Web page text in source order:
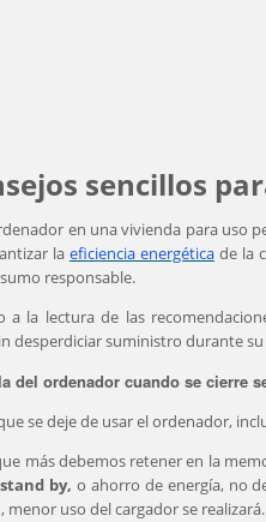
sencillos
en una vivienda para uso
la eficiencia energéticade la
responsable.
a la lectura de las
desperdiciar suministro durante
del ordenador cuando se cierre
se deje de usar el ordenador,
más debemos retener en la
stand by, o ahorro de energía, no
uso del cargador se realizará.